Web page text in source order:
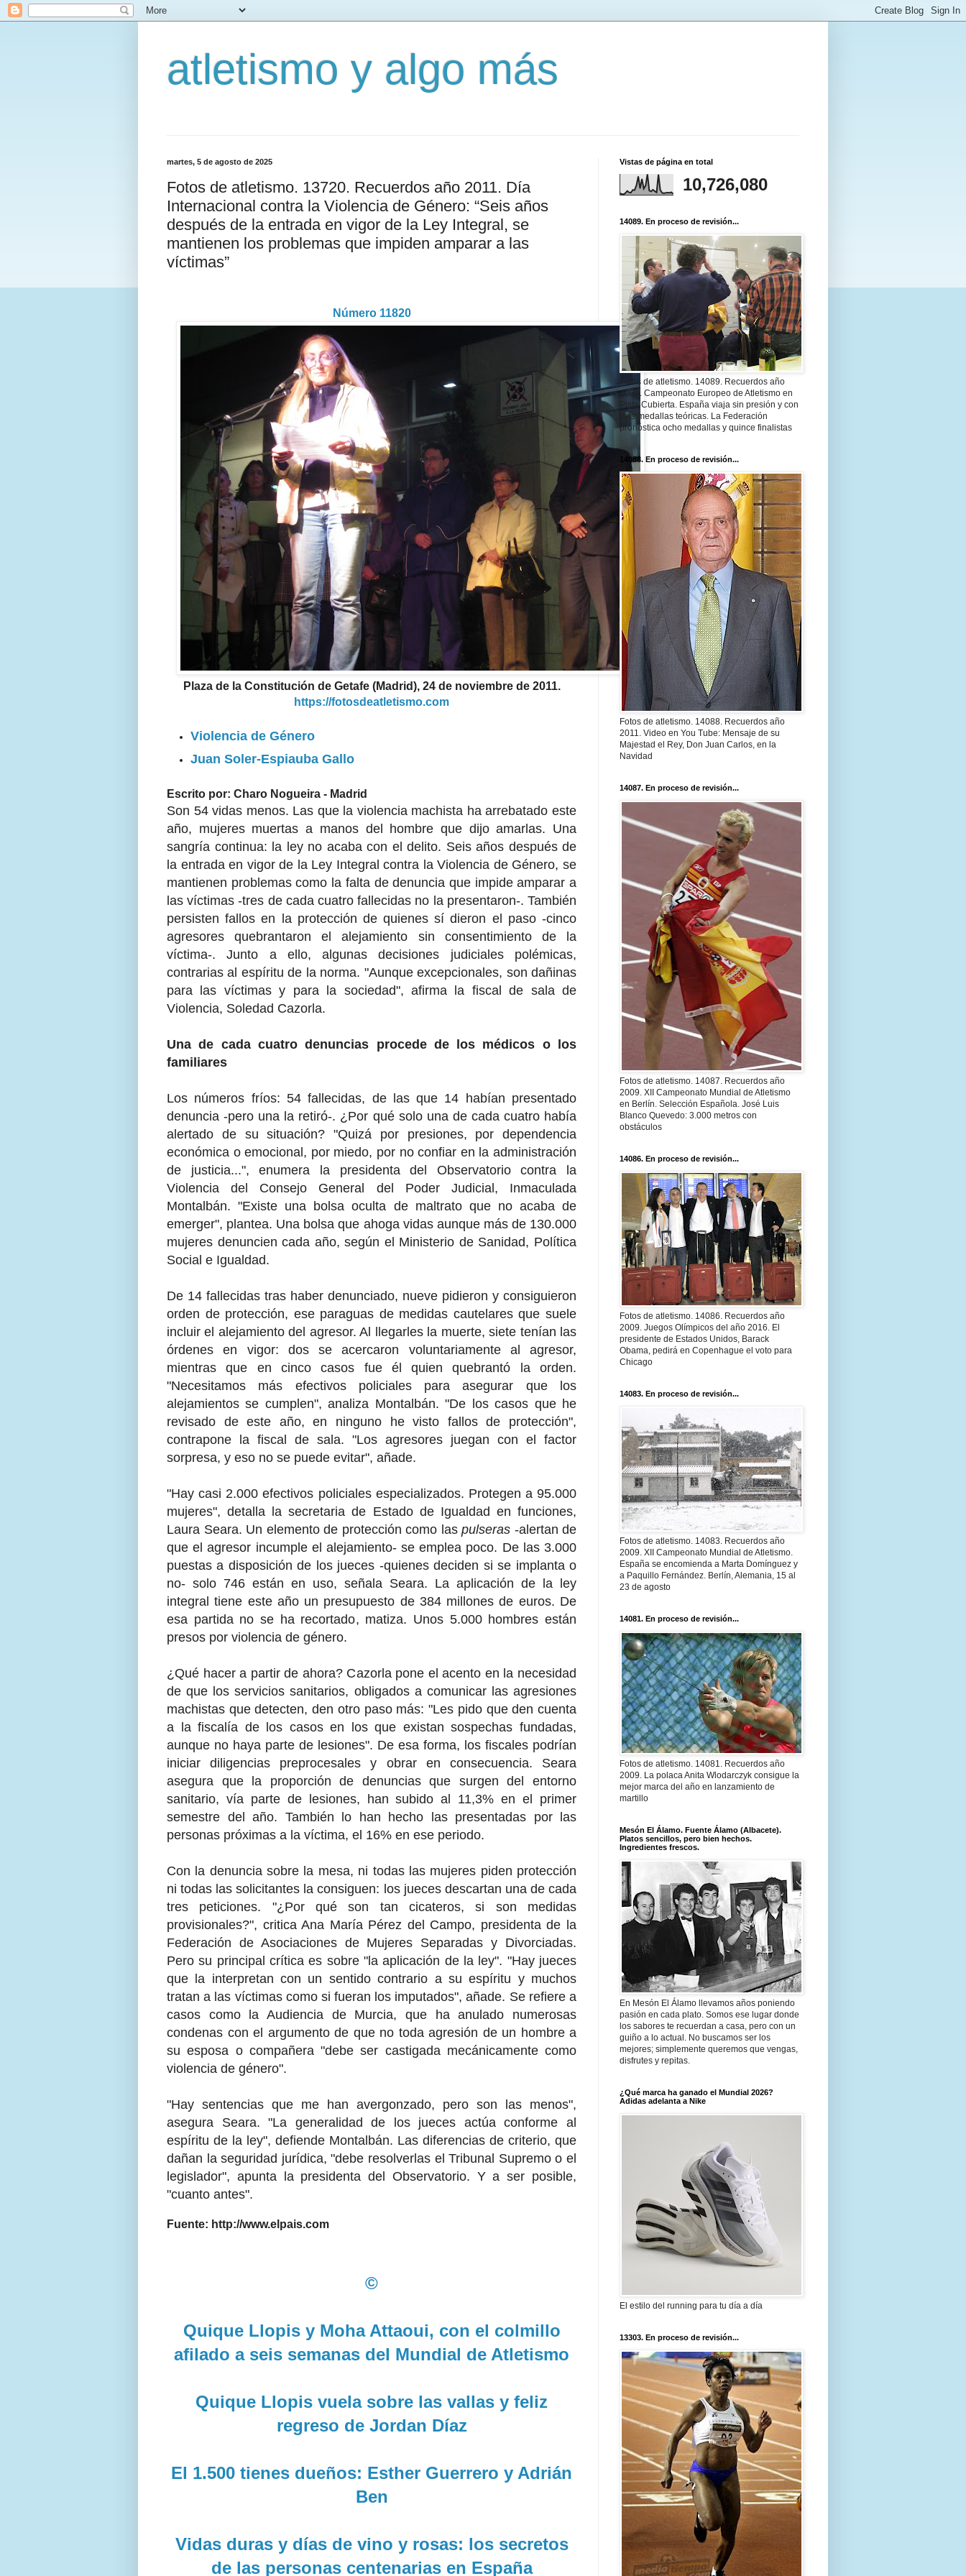
atletismo y algo más
martes, 5 de agosto de 2025
Fotos de atletismo. 13720. Recuerdos año 2011. Día
Internacional contra la Violencia de Género: “Seis años
después de la entrada en vigor de la Ley Integral, se
mantienen los problemas que impiden amparar a las
víctimas”
Número 11820
Plaza de la Constitución de Getafe (Madrid), 24 de noviembre de 2011.
https://fotosdeatletismo.com
Violencia de Género
Juan Soler-Espiauba Gallo
Escrito por: Charo Nogueira - Madrid
Son 54 vidas menos. Las que la violencia machista ha arrebatado este
año, mujeres muertas a manos del hombre que dijo amarlas. Una
sangría continua: la ley no acaba con el delito. Seis años después de
la entrada en vigor de la Ley Integral contra la Violencia de Género, se
mantienen problemas como la falta de denuncia que impide amparar a
las víctimas -tres de cada cuatro fallecidas no la presentaron-. También
persisten fallos en la protección de quienes sí dieron el paso -cinco
agresores quebrantaron el alejamiento sin consentimiento de la
víctima-. Junto a ello, algunas decisiones judiciales polémicas,
contrarias al espíritu de la norma. "Aunque excepcionales, son dañinas
para las víctimas y para la sociedad", afirma la fiscal de sala de
Violencia, Soledad Cazorla.
Una de cada cuatro denuncias procede de los médicos o los
familiares
Los números fríos: 54 fallecidas, de las que 14 habían presentado
denuncia -pero una la retiró-. ¿Por qué solo una de cada cuatro había
alertado de su situación? "Quizá por presiones, por dependencia
económica o emocional, por miedo, por no confiar en la administración
de justicia...", enumera la presidenta del Observatorio contra la
Violencia del Consejo General del Poder Judicial, Inmaculada
Montalbán. "Existe una bolsa oculta de maltrato que no acaba de
emerger", plantea. Una bolsa que ahoga vidas aunque más de 130.000
mujeres denuncien cada año, según el Ministerio de Sanidad, Política
Social e Igualdad.
De 14 fallecidas tras haber denunciado, nueve pidieron y consiguieron
orden de protección, ese paraguas de medidas cautelares que suele
incluir el alejamiento del agresor. Al llegarles la muerte, siete tenían las
órdenes en vigor: dos se acercaron voluntariamente al agresor,
mientras que en cinco casos fue él quien quebrantó la orden.
"Necesitamos más efectivos policiales para asegurar que los
alejamientos se cumplen", analiza Montalbán. "De los casos que he
revisado de este año, en ninguno he visto fallos de protección",
contrapone la fiscal de sala. "Los agresores juegan con el factor
sorpresa, y eso no se puede evitar", añade.
"Hay casi 2.000 efectivos policiales especializados. Protegen a 95.000
mujeres", detalla la secretaria de Estado de Igualdad en funciones,
Laura Seara. Un elemento de protección como las pulseras -alertan de
que el agresor incumple el alejamiento- se emplea poco. De las 3.000
puestas a disposición de los jueces -quienes deciden si se implanta o
no- solo 746 están en uso, señala Seara. La aplicación de la ley
integral tiene este año un presupuesto de 384 millones de euros. De
esa partida no se ha recortado, matiza. Unos 5.000 hombres están
presos por violencia de género.
¿Qué hacer a partir de ahora? Cazorla pone el acento en la necesidad
de que los servicios sanitarios, obligados a comunicar las agresiones
machistas que detecten, den otro paso más: "Les pido que den cuenta
a la fiscalía de los casos en los que existan sospechas fundadas,
aunque no haya parte de lesiones". De esa forma, los fiscales podrían
iniciar diligencias preprocesales y obrar en consecuencia. Seara
asegura que la proporción de denuncias que surgen del entorno
sanitario, vía parte de lesiones, han subido al 11,3% en el primer
semestre del año. También lo han hecho las presentadas por las
personas próximas a la víctima, el 16% en ese periodo.
Con la denuncia sobre la mesa, ni todas las mujeres piden protección
ni todas las solicitantes la consiguen: los jueces descartan una de cada
tres peticiones. "¿Por qué son tan cicateros, si son medidas
provisionales?", critica Ana María Pérez del Campo, presidenta de la
Federación de Asociaciones de Mujeres Separadas y Divorciadas.
Pero su principal crítica es sobre "la aplicación de la ley". "Hay jueces
que la interpretan con un sentido contrario a su espíritu y muchos
tratan a las víctimas como si fueran los imputados", añade. Se refiere a
casos como la Audiencia de Murcia, que ha anulado numerosas
condenas con el argumento de que no toda agresión de un hombre a
su esposa o compañera "debe ser castigada mecánicamente como
violencia de género".
"Hay sentencias que me han avergonzado, pero son las menos",
asegura Seara. "La generalidad de los jueces actúa conforme al
espíritu de la ley", defiende Montalbán. Las diferencias de criterio, que
dañan la seguridad jurídica, "debe resolverlas el Tribunal Supremo o el
legislador", apunta la presidenta del Observatorio. Y a ser posible,
"cuanto antes".
Fuente: http://www.elpais.com
©
Quique Llopis y Moha Attaoui, con el colmillo
afilado a seis semanas del Mundial de Atletismo
Quique Llopis vuela sobre las vallas y feliz
regreso de Jordan Díaz
El 1.500 tienes dueños: Esther Guerrero y Adrián
Ben
Vidas duras y días de vino y rosas: los secretos
de las personas centenarias en España
Vistas de página en total
10,726,080
14089. En proceso de revisión...
Fotos de atletismo. 14089. Recuerdos año
2009. Campeonato Europeo de Atletismo en
Pista Cubierta. España viaja sin presión y con
seis medallas teóricas. La Federación
pronóstica ocho medallas y quince finalistas
14088. En proceso de revisión...
Fotos de atletismo. 14088. Recuerdos año
2011. Video en You Tube: Mensaje de su
Majestad el Rey, Don Juan Carlos, en la
Navidad
14087. En proceso de revisión...
Fotos de atletismo. 14087. Recuerdos año
2009. XII Campeonato Mundial de Atletismo
en Berlín. Selección Española. José Luis
Blanco Quevedo: 3.000 metros con
obstáculos
14086. En proceso de revisión...
Fotos de atletismo. 14086. Recuerdos año
2009. Juegos Olímpicos del año 2016. El
presidente de Estados Unidos, Barack
Obama, pedirá en Copenhague el voto para
Chicago
14083. En proceso de revisión...
Fotos de atletismo. 14083. Recuerdos año
2009. XII Campeonato Mundial de Atletismo.
España se encomienda a Marta Domínguez y
a Paquillo Fernández. Berlín, Alemania, 15 al
23 de agosto
14081. En proceso de revisión...
Fotos de atletismo. 14081. Recuerdos año
2009. La polaca Anita Wlodarczyk consigue la
mejor marca del año en lanzamiento de
martillo
Mesón El Álamo. Fuente Álamo (Albacete).
Platos sencillos, pero bien hechos.
Ingredientes frescos.
En Mesón El Álamo llevamos años poniendo
pasión en cada plato. Somos ese lugar donde
los sabores te recuerdan a casa, pero con un
guiño a lo actual. No buscamos ser los
mejores; simplemente queremos que vengas,
disfrutes y repitas.
¿Qué marca ha ganado el Mundial 2026?
Adidas adelanta a Nike
El estilo del running para tu día a día
13303. En proceso de revisión...